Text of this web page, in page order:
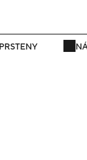
Právě teď! - 20 %
PRSTENY